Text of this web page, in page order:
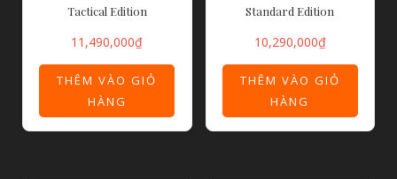
Tactical Edition
11,490,000₫
THÊM VÀO GIỎ
HÀNG
Standard Edition
10,290,000₫
THÊM VÀO GIỎ
HÀNG